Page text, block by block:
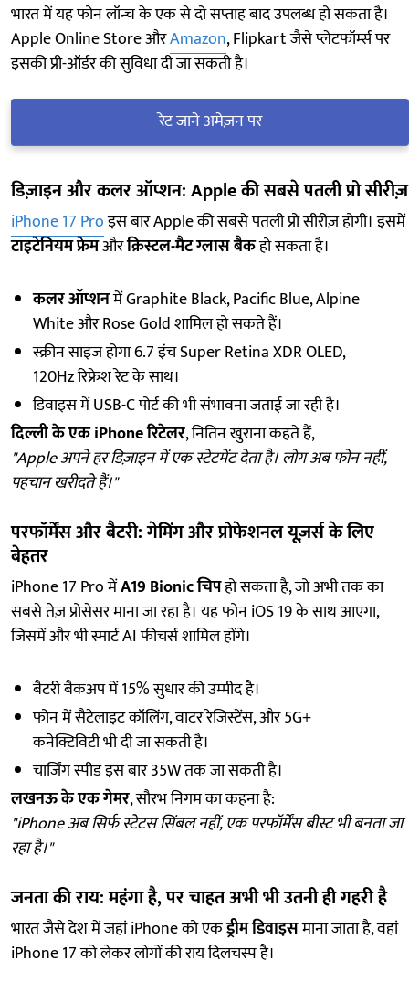
भारत में यह फोन लॉन्च के एक से दो सप्ताह बाद उपलब्ध हो सकता है।
Apple Online Store औरAmazon, Flipkart जैसे प्लेटफॉर्म्स पर
इसकी प्री-ऑर्डर की सुविधा दी जा सकती है।
रेट जाने अमेज़न पर
डिज़ाइन और कलर ऑप्शन: Apple की सबसे पतली प्रो सीरीज़
iPhone 17 Proइस बार Apple की सबसे पतली प्रो सीरीज़ होगी। इसमें
टाइटेनियम फ्रेमऔरक्रिस्टल-मैट ग्लास बैकहो सकता है।
कलर ऑप्शनमें Graphite Black, Pacific Blue, Alpine
White और Rose Gold शामिल हो सकते हैं।
स्क्रीन साइज होगा 6.7 इंच Super Retina XDR OLED,
120Hz रिफ्रेश रेट के साथ।
डिवाइस में USB-C पोर्ट की भी संभावना जताई जा रही है।
दिल्ली के एक iPhone रिटेलर, नितिन खुराना कहते हैं,
"Apple अपने हर डिज़ाइन में एक स्टेटमेंट देता है। लोग अब फोन नहीं,
पहचान खरीदते हैं।"
परफॉर्मेंस और बैटरी: गेमिंग और प्रोफेशनल यूज़र्स के लिए
बेहतर
iPhone 17 Pro मेंA19 Bionic चिपहो सकता है, जो अभी तक का
सबसे तेज़ प्रोसेसर माना जा रहा है। यह फोन iOS 19 के साथ आएगा,
जिसमें और भी स्मार्ट AI फीचर्स शामिल होंगे।
बैटरी बैकअप में 15% सुधार की उम्मीद है।
फोन में सैटेलाइट कॉलिंग, वाटर रेजिस्टेंस, और 5G+
कनेक्टिविटी भी दी जा सकती है।
चार्जिंग स्पीड इस बार 35W तक जा सकती है।
लखनऊ के एक गेमर, सौरभ निगम का कहना है:
"iPhone अब सिर्फ स्टेटस सिंबल नहीं, एक परफॉर्मेंस बीस्ट भी बनता जा
रहा है।"
जनता की राय: महंगा है, पर चाहत अभी भी उतनी ही गहरी है
भारत जैसे देश में जहां iPhone को एकड्रीम डिवाइसमाना जाता है, वहां
iPhone 17 को लेकर लोगों की राय दिलचस्प है।